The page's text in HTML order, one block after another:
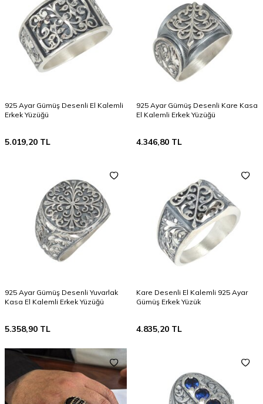
925 Ayar Gümüş Desenli El Kalemli
Erkek Yüzüğü
5.019,20 TL
925 Ayar Gümüş Desenli Kare Kasa
El Kalemli Erkek Yüzüğü
4.346,80 TL
925 Ayar Gümüş Desenli Yuvarlak
Kasa El Kalemli Erkek Yüzüğü
5.358,90 TL
Kare Desenli El Kalemli 925 Ayar
Gümüş Erkek Yüzük
4.835,20 TL